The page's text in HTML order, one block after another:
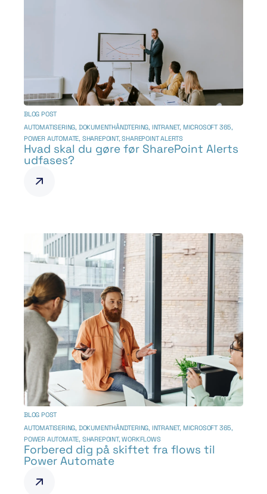
BLOG POST
AUTOMATISERING, DOKUMENTHÅNDTERING, INTRANET, MICROSOFT 365,
POWER AUTOMATE, SHAREPOINT,SHAREPOINT ALERTS
Hvad skal du gøre før SharePoint Alerts
udfases?
BLOG POST
AUTOMATISERING, DOKUMENTHÅNDTERING, INTRANET, MICROSOFT 365,
POWER AUTOMATE, SHAREPOINT,WORKFLOWS
Forbered dig på skiftet fra flows til
Power Automate